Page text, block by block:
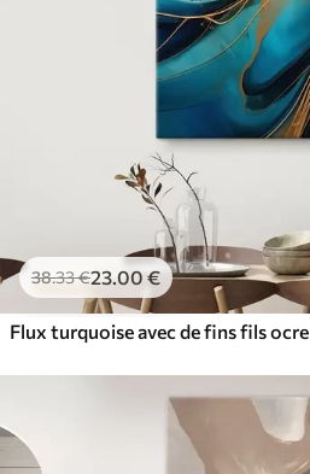
38.33€23.00 €
Flux turquoise avec de fins fils ocre